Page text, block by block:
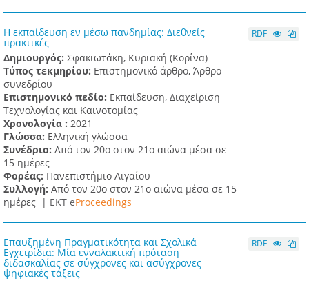
Η εκπαίδευση εν μέσω πανδημίας: Διεθνείς
πρακτικές
Δημιουργός: Σφακιωτάκη, Κυριακή (Κορίνα)
Τύπος τεκμηρίου: Επιστημονικό άρθρο, Άρθρο
συνεδρίου
Επιστημονικό πεδίο: Εκπαίδευση, Διαχείριση
Τεχνολογίας και Καινοτομίας
Χρονολογία : 2021
Γλώσσα: Ελληνική γλώσσα
Συνέδριο: Από τον 20ο στον 21ο αιώνα μέσα σε
15 ημέρες
Φορέας: Πανεπιστήμιο Αιγαίου
Συλλογή: Από τον 20ο στον 21ο αιώνα μέσα σε 15
ημέρες | ΕΚΤ eProceedings
RDF
Επαυξημένη Πραγματικότητα και Σχολικά
Εγχειρίδια: Μία ενναλακτική πρόταση
διδασκαλίας σε σύγχρονες και ασύγχρονες
ψηφιακές τάξεις
RDF